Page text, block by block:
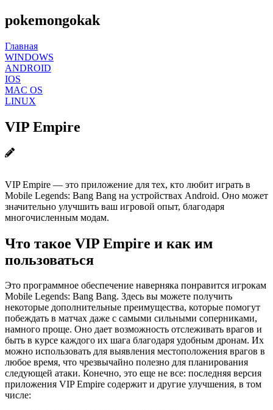
pokemongokak
Главная
WINDOWS
ANDROID
IOS
MAC OS
LINUX
VIP Empire
VIP Empire — это приложение для тех, кто любит играть в
Mobile Legends: Bang Bang на устройствах Android. Оно может
значительно улучшить ваш игровой опыт, благодаря
многочисленным модам.
Что такое VIP Empire и как им
пользоваться
Это программное обеспечение наверняка понравится игрокам
Mobile Legends: Bang Bang. Здесь вы можете получить
некоторые дополнительные преимущества, которые помогут
побеждать в матчах даже с самыми сильными соперниками,
намного проще. Оно дает возможность отслеживать врагов и
быть в курсе каждого их шага благодаря удобным дронам. Их
можно использовать для выявления местоположения врагов в
любое время, что чрезвычайно полезно для планирования
следующей атаки. Конечно, это еще не все: последняя версия
приложения VIP Empire содержит и другие улучшения, в том
числе: